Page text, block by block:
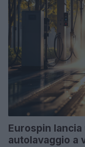
Eurospin
autolavaggio a